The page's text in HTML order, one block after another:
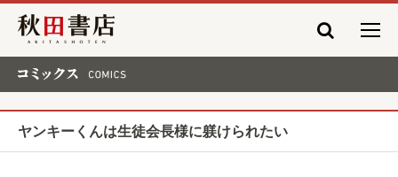
秋田書店
ヤンキーくんは生徒会長様に躾けられたい